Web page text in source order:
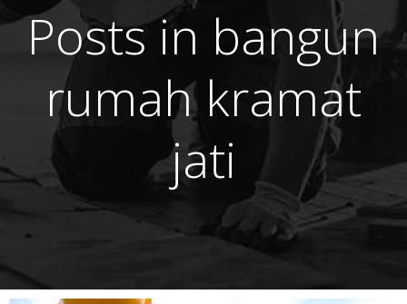
Posts in bangun
rumah kramat
jati